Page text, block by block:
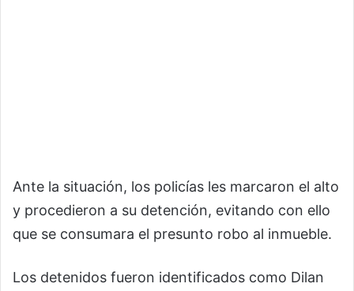
Ante la situación, los policías les marcaron el alto
y procedieron a su detención, evitando con ello
que se consumara el presunto robo al inmueble.
Los detenidos fueron identificados como Dilan